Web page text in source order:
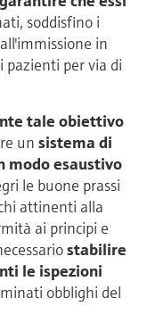
soddisfino i
in
pazienti per via di
tale obiettivo
un sistema di
modo esaustivo
le buone prassi
attinenti alla
ai principi e
stabilire
le ispezioni
obblighi del